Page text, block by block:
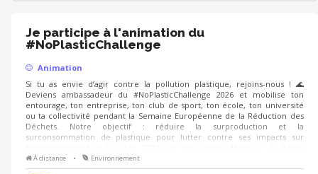
Je participe à l'animation du
#NoPlasticChallenge
Animation
Si tu as envie d’agir contre la pollution plastique, rejoins-nous ! 🌊
Deviens ambassadeur du #NoPlasticChallenge 2026 et mobilise ton
entourage, ton entreprise, ton club de sport, ton école, ton université
ou ta collectivité pendant la Semaine Européenne de la Réduction des
Déchets. Notre objectif : réduire la surproduction et la
surconsommation de plastique pour lutter contre ses impacts sur
édition du challenge mobilisera plus de 75 000 personnes, avec une
campagne axée sur la santé, de nouveaux outils et de nombreux
À distance • Environnement